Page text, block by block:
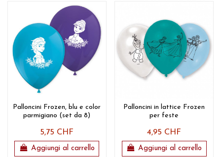
Palloncini Frozen, blu e color
parmigiano (set da 8)
5,75 CHF
Aggiungi al carrello
Palloncini in lattice Frozen
per feste
4,95 CHF
Aggiungi al carrello